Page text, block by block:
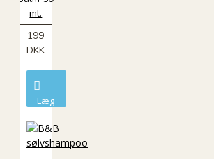
ml.
199
DKK
Læg
kurv